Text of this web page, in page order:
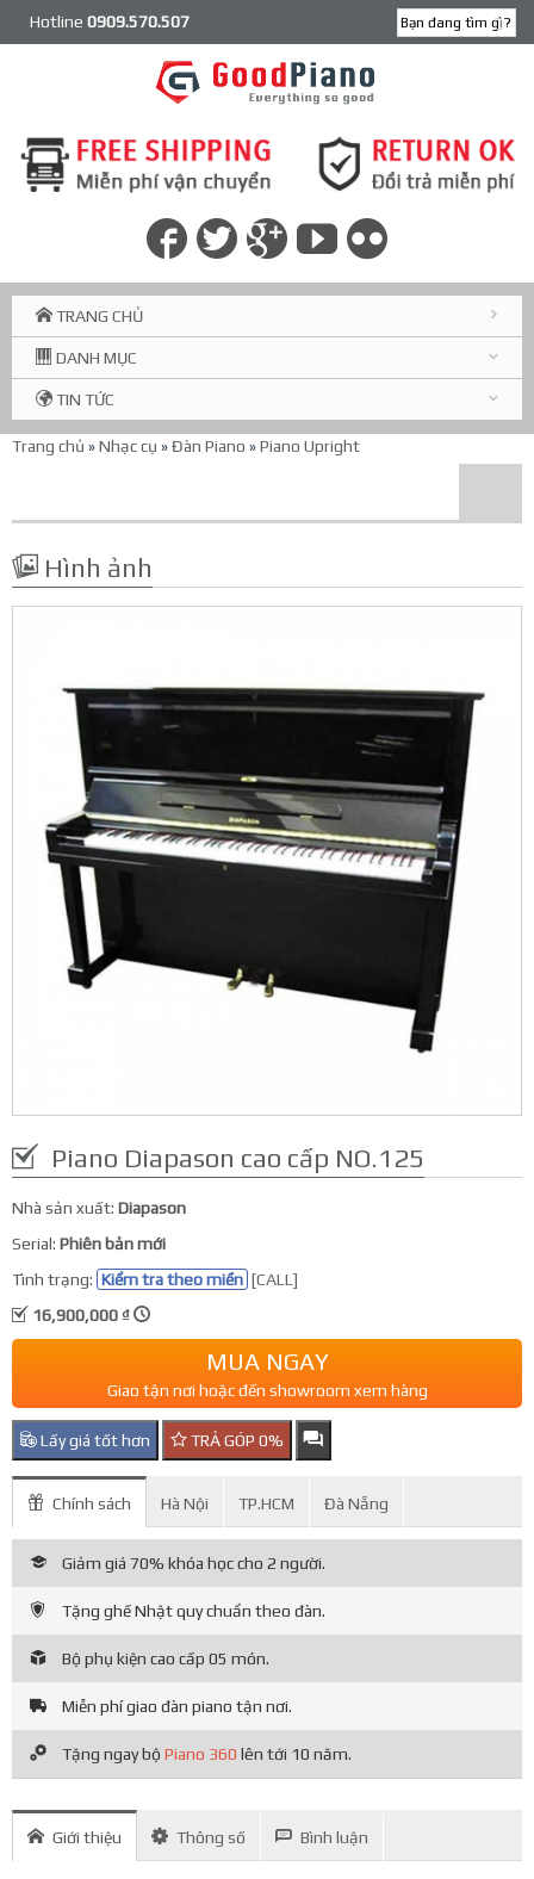
Hotline 0909.570.507
TRANG CHỦ
DANH MỤC
TIN TỨC
Trang chủ »Nhạc cụ »Đàn Piano »Piano Upright
Hình ảnh
Piano Diapason cao cấp NO.125
Nhà sản xuất: Diapason
Serial: Phiên bản mới
Tình trạng: Kiểm tra theo miền [CALL]
16,900,000 ₫
MUA NGAY
Giao tận nơi hoặc đến showroom xem hàng
Lấy giá tốt hơn TRẢ GÓP 0%
Chính sách Hà Nội TP.HCM Đà Nẵng
Giảm giá 70% khóa học cho 2 người.
Tặng ghế Nhật quy chuẩn theo đàn.
Bộ phụ kiện cao cấp 05 món.
Miễn phí giao đàn piano tận nơi.
Tặng ngay bộ Piano 360 lên tới 10 năm.
Giới thiệu Thông số Bình luận